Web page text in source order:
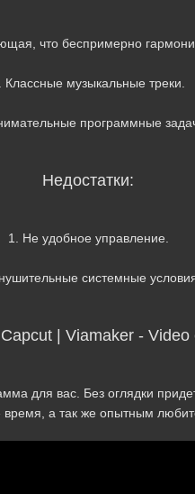
что беспримерно
Классные музыкальные треки.
программные
Недостатки:
1. Не удобное управление.
системные
| Viamaker -
для вас. Без оглядки
время, а так же опытным